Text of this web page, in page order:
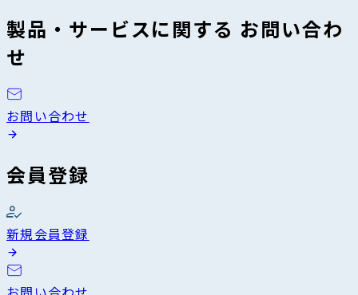
製品・サービスに関する お問い合わ
せ
お問い合わせ
会員登録
新規会員登録